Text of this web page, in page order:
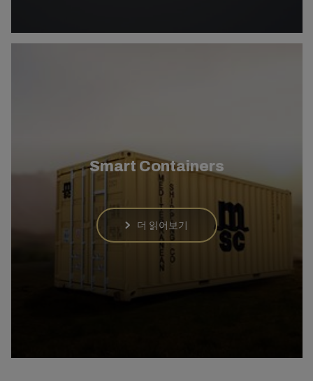
Smart Containers
더 읽어보기